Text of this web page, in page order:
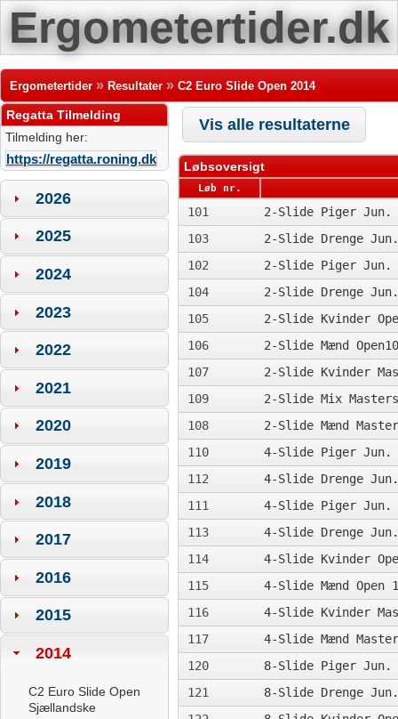
Ergometertider.dk
Ergometertider » Resultater » C2 Euro Slide Open 2014
Regatta Tilmelding
Tilmelding her:
https://regatta.roning.dk
2026
2025
2024
2023
2022
2021
2020
2019
2018
2017
2016
2015
2014
C2 Euro Slide Open
Sjællandske
Vis alle resultaterne
Løbsoversigt
Løb nr.
101
2-Slide Piger Jun.
103
2-Slide Drenge
102
2-Slide Piger Jun.
104
2-Slide Drenge
105
2-Slide Kvinder
106
2-Slide Mænd
107
2-Slide Kvinder
109
2-Slide Mix
108
2-Slide Mænd
110
4-Slide Piger Jun.
112
4-Slide Drenge
111
4-Slide Piger Jun.
113
4-Slide Drenge
114
4-Slide Kvinder
115
4-Slide Mænd Open
116
4-Slide Kvinder
117
4-Slide Mænd
120
8-Slide Piger Jun.
121
8-Slide Drenge